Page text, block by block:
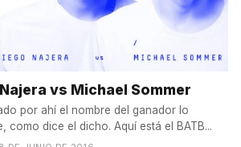
vs Michael Sommer
por ahí el nombre del ganador lo
como dice el dicho. Aquí está el BATB...